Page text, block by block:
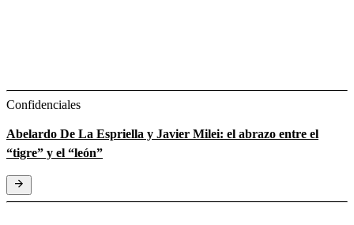
Confidenciales
Abelardo De La Espriella y Javier Milei: el abrazo entre el
“tigre” y el “león”